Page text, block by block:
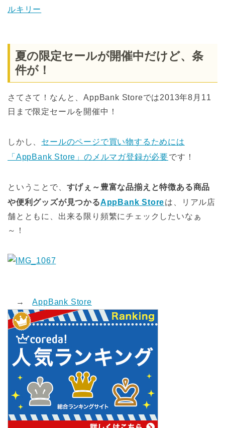
ルキリー
夏の限定セールが開催中だけど、条
件が！
さてさて！なんと、AppBank Storeでは2013年8月11
日まで限定セールを開催中！
しかし、 セールのページで買い物するためには
「AppBank Store」のメルマガ登録が必要です！
ということで、 すげぇ～豊富な品揃えと特徴ある商品
や便利グッズが見つかるAppBank Storeは、リアル店
舗とともに、出来る限り頻繁にチェックしたいなぁ
～！
→AppBank Store